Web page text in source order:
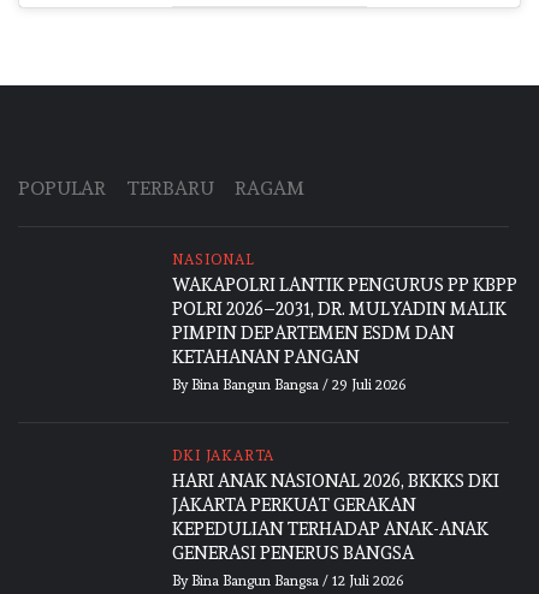
POPULAR TERBARU RAGAM
NASIONAL
WAKAPOLRI LANTIK PENGURUS PP KBPP
POLRI 2026–2031, DR. MULYADIN MALIK
PIMPIN DEPARTEMEN ESDM DAN
KETAHANAN PANGAN
By Bina Bangun Bangsa/ 29 Juli 2026
DKI JAKARTA
HARI ANAK NASIONAL 2026, BKKKS DKI
JAKARTA PERKUAT GERAKAN
KEPEDULIAN TERHADAP ANAK-ANAK
GENERASI PENERUS BANGSA
By Bina Bangun Bangsa/ 12 Juli 2026